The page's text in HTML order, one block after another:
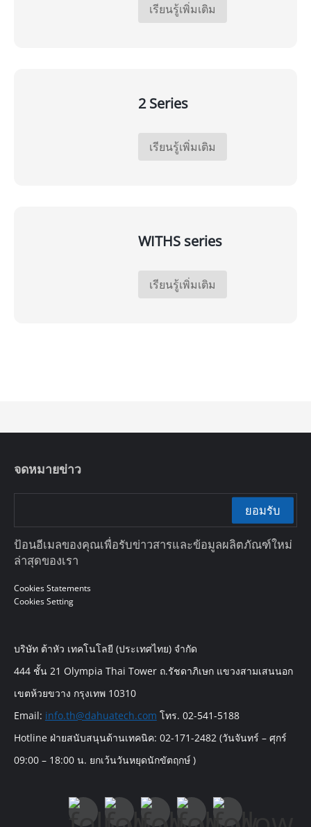
เรียนรู้เพิ่มเติม
2 Series
เรียนรู้เพิ่มเติม
WITHS series
เรียนรู้เพิ่มเติม
จดหมายข่าว
ยอมรับ
ป้อนอีเมลของคุณเพื่อรับข่าวสารและข้อมูลผลิตภัณฑ์ใหม่
ล่าสุดของเรา
Cookies Statements
Cookies Setting
บริษัท ต้าหัว เทคโนโลยี (ประเทศไทย) จำกัด
444 ชั้น 21 Olympia Thai Tower ถ.รัชดาภิเษก แขวงสามเสนนอก
เขตห้วยขวาง กรุงเทพ 10310
Email: info.th@dahuatech.com โทร. 02-541-5188
Hotline ฝ่ายสนับสนุนด้านเทคนิค: 02-171-2482 (วันจันทร์ – ศุกร์
09:00 – 18:00 น. ยกเว้นวันหยุดนักขัตฤกษ์ )